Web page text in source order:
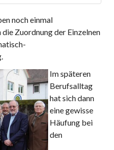
noch einmal
Zuordnung der Einzelnen
Im späteren
Berufsalltag
hat sich dann
eine gewisse
Häufung bei
den